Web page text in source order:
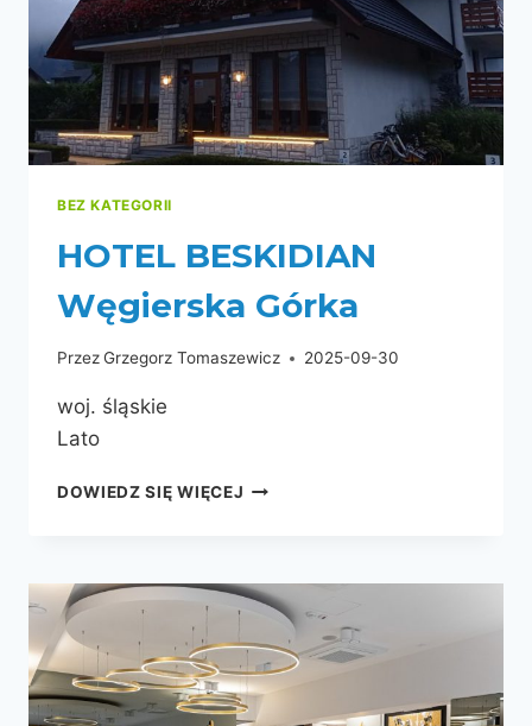
BEZ KATEGORII
HOTEL BESKIDIAN
Węgierska Górka
PrzezGrzegorz Tomaszewicz 2025-09-30
woj. śląskie
Lato
DOWIEDZ SIĘ WIĘCEJ